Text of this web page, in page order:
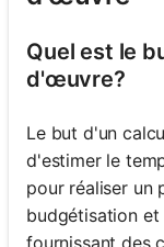
Quel est le
d'œuvre?
Le but d'un
d'estimer le
pour réaliser un
budgétisation
fournissant des